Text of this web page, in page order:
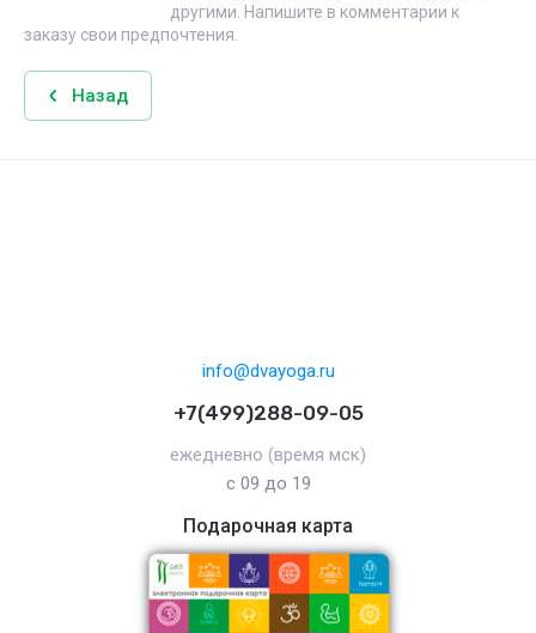
другими. Напишите в комментарии к
заказу свои предпочтения.
Назад
info@dvayoga.ru
+7(499)288-09-05
ежедневно (время мск)
с 09 до 19
Подарочная карта